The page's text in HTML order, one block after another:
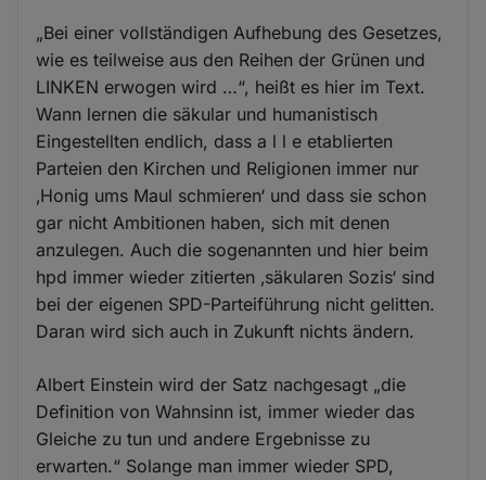
„Bei einer vollständigen Aufhebung des Gesetzes,
wie es teilweise aus den Reihen der Grünen und
LINKEN erwogen wird …“, heißt es hier im Text.
Wann lernen die säkular und humanistisch
Eingestellten endlich, dass a l l e etablierten
Parteien den Kirchen und Religionen immer nur
‚Honig ums Maul schmieren‘ und dass sie schon
gar nicht Ambitionen haben, sich mit denen
anzulegen. Auch die sogenannten und hier beim
hpd immer wieder zitierten ‚säkularen Sozis‘ sind
bei der eigenen SPD-Parteiführung nicht gelitten.
Daran wird sich auch in Zukunft nichts ändern.
Albert Einstein wird der Satz nachgesagt „die
Definition von Wahnsinn ist, immer wieder das
Gleiche zu tun und andere Ergebnisse zu
erwarten.“ Solange man immer wieder SPD,